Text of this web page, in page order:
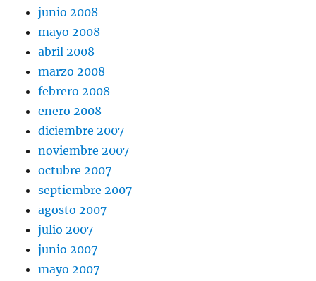
junio 2008
mayo 2008
abril 2008
marzo 2008
febrero 2008
enero 2008
diciembre 2007
noviembre 2007
octubre 2007
septiembre 2007
agosto 2007
julio 2007
junio 2007
mayo 2007